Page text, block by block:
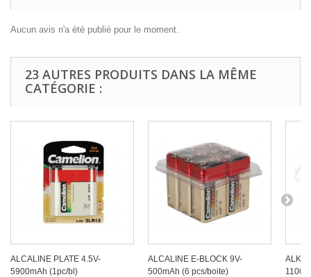
Aucun avis n'a été publié pour le moment.
23 AUTRES PRODUITS DANS LA MÊME
CATÉGORIE :
ALCALINE PLATE 4.5V-
5900mAh (1pc/bl)
ALCALINE E-BLOCK 9V-
500mAh (6 pcs/boite)